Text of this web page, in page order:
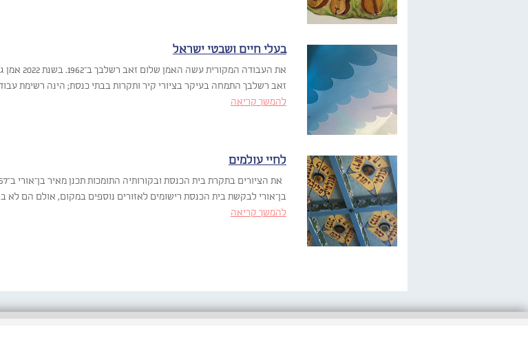
בעלי חיים ושבטי ישראל
את
זאב רשלבך התמחה בעיקר בציורי קיר ותקרות בבתי כנסת; הינה רשימת
להמשך קריאה
לחיי עולמים
בן־אורי לבקשת בית הכנסת רישומים לאזורים נוספים במקום, אולם הם לא
להמשך קריאה